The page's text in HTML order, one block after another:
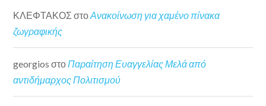
ΚΛΕΦΤΑΚΟΣ στοΑνακοίνωση για χαμένο πίνακα
ζωγραφικής
georgios στοΠαραίτηση Ευαγγελίας Μελά από
αντιδήμαρχος Πολιτισμού